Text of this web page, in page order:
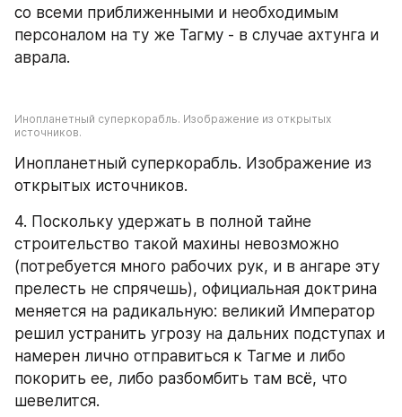
со всеми приближенными и необходимым
персоналом на ту же Тагму - в случае ахтунга и
аврала.
Инопланетный суперкорабль. Изображение из открытых
источников.
Инопланетный суперкорабль. Изображение из
открытых источников.
4. Поскольку удержать в полной тайне
строительство такой махины невозможно
(потребуется много рабочих рук, и в ангаре эту
прелесть не спрячешь), официальная доктрина
меняется на радикальную: великий Император
решил устранить угрозу на дальних подступах и
намерен лично отправиться к Тагме и либо
покорить ее, либо разбомбить там всё, что
шевелится.